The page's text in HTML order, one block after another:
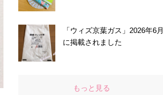
「ウィズ京葉ガス」2026年6月
に掲載されました
もっと見る